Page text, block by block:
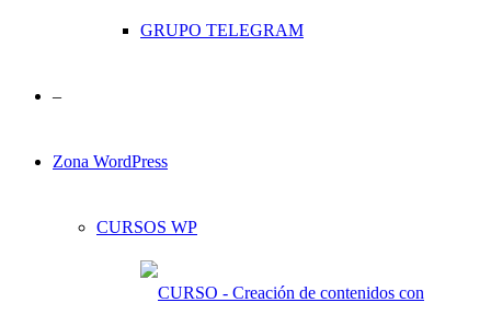
GRUPO TELEGRAM
–
Zona WordPress
CURSOS WP